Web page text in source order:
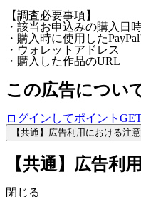
【調査必要事項】
・該当お申込みの購入日
・購入時に使用した
・ウォレットアドレス
・購入した作品のURL
この広告につい
ログインしてポイント
【共通】広告利用における注
【共通】広告利
閉じる